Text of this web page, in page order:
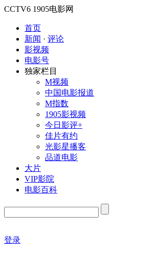
CCTV6 1905电影网
首页
新闻 · 评论
影视频
电影号
独家栏目
M视频
中国电影报道
M指数
1905影视频
今日影评+
佳片有约
光影星播客
品道电影
大片
VIP影院
电影百科
登录